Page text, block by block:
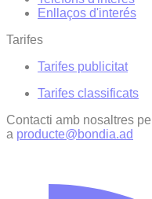
Enllaços d'interés
Tarifes
Tarifes publicitat
Tarifes classificats
Contacti amb nosaltres
a producte@bondia.ad